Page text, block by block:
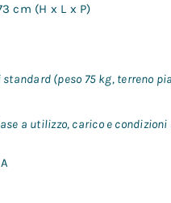
cm (H x L x P)
(peso 75 kg, terreno
a utilizzo, carico e